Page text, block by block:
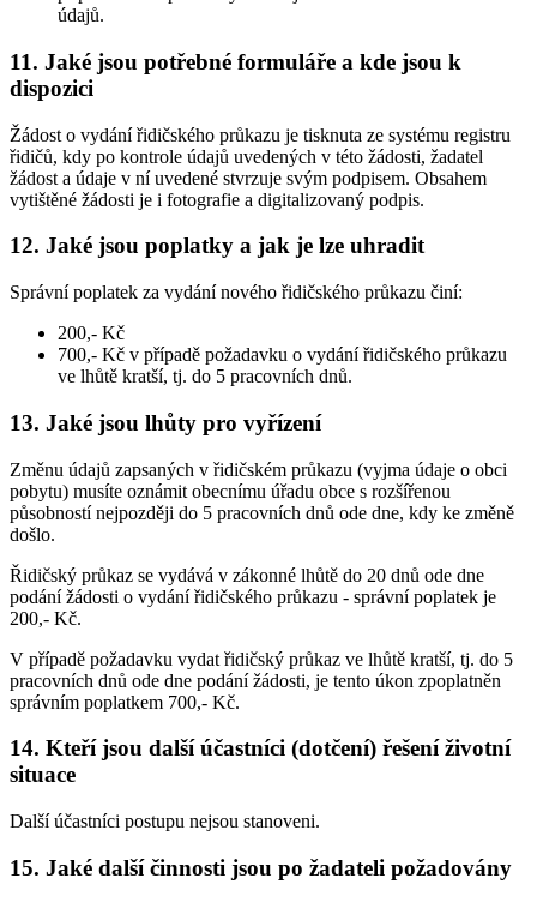
údajů.
11. Jaké jsou potřebné formuláře a kde jsou k
dispozici
Žádost o vydání řidičského průkazu je tisknuta ze systému registru
řidičů, kdy po kontrole údajů uvedených v této žádosti, žadatel
žádost a údaje v ní uvedené stvrzuje svým podpisem. Obsahem
vytištěné žádosti je i fotografie a digitalizovaný podpis.
12. Jaké jsou poplatky a jak je lze uhradit
Správní poplatek za vydání nového řidičského průkazu činí:
200,- Kč
700,- Kč v případě požadavku o vydání řidičského průkazu
ve lhůtě kratší, tj. do 5 pracovních dnů.
13. Jaké jsou lhůty pro vyřízení
Změnu údajů zapsaných v řidičském průkazu (vyjma údaje o obci
pobytu) musíte oznámit obecnímu úřadu obce s rozšířenou
působností nejpozději do 5 pracovních dnů ode dne, kdy ke změně
došlo.
Řidičský průkaz se vydává v zákonné lhůtě do 20 dnů ode dne
podání žádosti o vydání řidičského průkazu - správní poplatek je
200,- Kč.
V případě požadavku vydat řidičský průkaz ve lhůtě kratší, tj. do 5
pracovních dnů ode dne podání žádosti, je tento úkon zpoplatněn
správním poplatkem 700,- Kč.
14. Kteří jsou další účastníci (dotčení) řešení životní
situace
Další účastníci postupu nejsou stanoveni.
15. Jaké další činnosti jsou po žadateli požadovány